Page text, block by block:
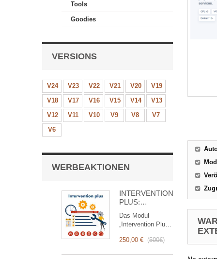
Tools
Goodies
VERSIONS
V24 V23 V22 V21 V20
V19
V18
V17 V16 V15 V14
V13
V12
V11 V10 V9 V8
V7
V6
WERBEAKTIONEN
INTERVENTION
PLUS:
Management
von
Interventionen
Das Modul
„Intervention Plus“
revolutionäres
250,00 € (500€)